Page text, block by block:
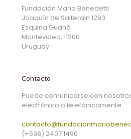
Fundación Mario Benedetti
Joaquín de Salterain 1293
Esquina Guaná
Montevideo, 11200
Uruguay
Contacto
Puede comunicarse con
electrónico o telefónicamente:
(+598) 2407 1490